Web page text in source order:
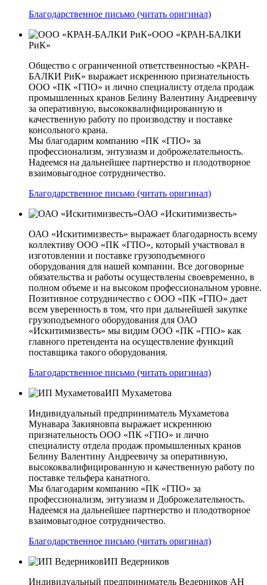
Благодарственное письмо (читать оригинал)
ООО «КРАН-БАЛКИ
РиК»
Общество с ограниченной ответственностью «КРАН-
БАЛКИ РиК» выражает искреннюю признательность
ООО «ПК «ГПО» и лично специалисту отдела продаж
промышленных кранов Белину Валентину Андреевичу
за оперативную, высококвалифицированную и
качественную работу по производству и поставке
консольного крана.
Мы благодарим компанию «ПК «ГПО» за
профессионализм, энтузиазм и доброжелательность.
Надеемся на дальнейшее партнерство и плодотворное
взаимовыгодное сотрудничество.
Благодарственное письмо (читать оригинал)
ОАО «Искитимизвесть»
ОАО «Искитимизвесть» выражает благодарность всему
коллективу ООО «ПК «ГПО», который участвовал в
изготовлении и поставке грузоподъемного
оборудования для нашей компании. Все договорные
обязательства и работы осуществлены своевременно, в
полном объеме и на высоком профессиональном уровне.
Позитивное сотрудничество с ООО «ПК «ГПО» дает
всем уверенность в том, что при дальнейшей закупке
грузоподъемного оборудования для ОАО
«Искитимизвесть» мы видим ООО «ПК «ГПО» как
главного претендента на осуществление функций
поставщика такого оборудования.
Благодарственное письмо (читать оригинал)
ИП Мухаметова
Индивидуальный предприниматель Мухаметова
Мунавара Закияновпа выражает искреннюю
признательность ООО «ПК «ГПО» и лично
специалисту отдела продаж промышленных кранов
Белину Валентину Андреевичу за оперативную,
высококвалифицированную и качественную работу по
поставке тельфера канатного.
Мы благодарим компанию «ПК «ГПО» за
профессионализм, энтузиазм и Доброжелательность.
Надеемся на дальнейшее партнерство и плодотворное
взаимовыгодное сотрудничество.
Благодарственное письмо (читать оригинал)
ИП Ведерников
Индивидуальный предприниматель Ведерников АН